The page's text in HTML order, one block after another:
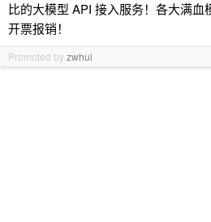
比的大模型 API 接入服务！各大满血
开票报销！
Promoted byzwhui